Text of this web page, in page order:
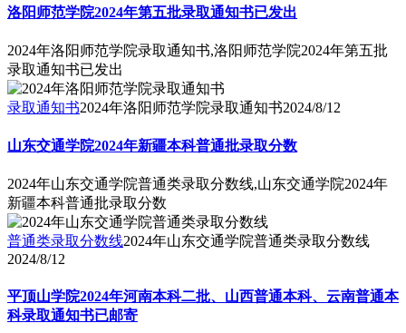
洛阳师范学院2024年第五批录取通知书已发出
2024年洛阳师范学院录取通知书,洛阳师范学院2024年第五批
录取通知书已发出
录取通知书2024年洛阳师范学院录取通知书2024/8/12
山东交通学院2024年新疆本科普通批录取分数
2024年山东交通学院普通类录取分数线,山东交通学院2024年
新疆本科普通批录取分数
普通类录取分数线2024年山东交通学院普通类录取分数线
2024/8/12
平顶山学院2024年河南本科二批、山西普通本科、云南普通本
科录取通知书已邮寄